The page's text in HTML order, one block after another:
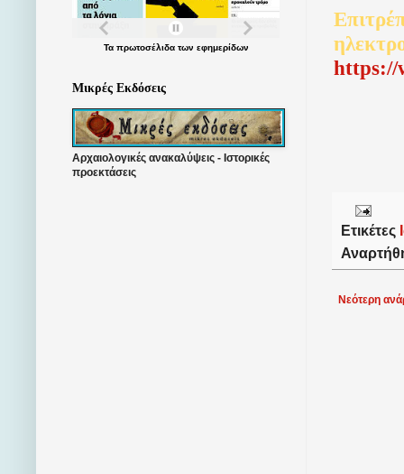
https://
Ετικέτες
Νεότερη
Τα πρωτοσέλιδατων εφημερίδων
Μικρές Εκδόσεις
Αρχαιολογικές ανακαλύψεις - Ιστορικές
προεκτάσεις